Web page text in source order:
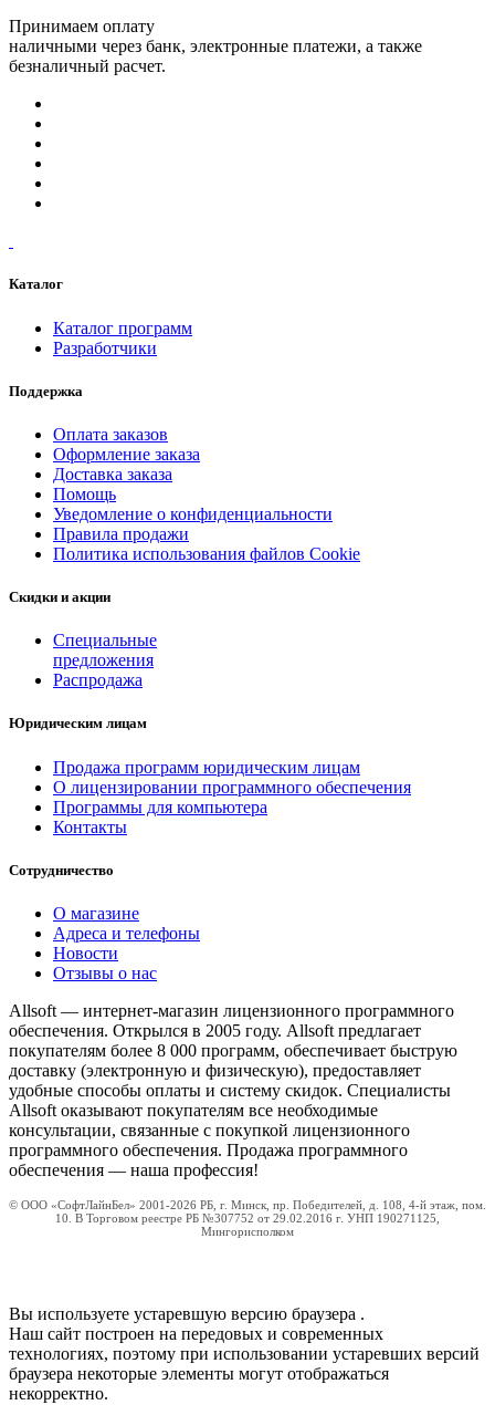
Принимаем оплату
наличными через банк, электронные платежи, а также
безналичный расчет.
Каталог
Каталог программ
Разработчики
Поддержка
Оплата заказов
Оформление заказа
Доставка заказа
Помощь
Уведомление о конфиденциальности
Правила продажи
Политика использования файлов Cookie
Скидки и акции
Специальные
предложения
Распродажа
Юридическим лицам
Продажа программ юридическим лицам
О лицензировании программного обеспечения
Программы для компьютера
Контакты
Сотрудничество
О магазине
Адреса и телефоны
Новости
Отзывы о нас
Allsoft — интернет-магазин лицензионного программного
обеспечения. Открылся в 2005 году. Allsoft предлагает
покупателям более 8 000 программ, обеспечивает быструю
доставку (электронную и физическую), предоставляет
удобные способы оплаты и систему скидок. Специалисты
Allsoft оказывают покупателям все необходимые
консультации, связанные с покупкой лицензионного
программного обеспечения. Продажа программного
обеспечения — наша профессия!
© ООО «СофтЛайнБел» 2001-2026 РБ, г. Минск, пр. Победителей, д. 108, 4-й этаж, пом.
10. В Торговом реестре РБ №307752 от 29.02.2016 г. УНП 190271125,
Мингорисполком
Вы используете устаревшую версию браузера .
Наш сайт построен на передовых и современных
технологиях, поэтому при использовании устаревших версий
браузера некоторые элементы могут отображаться
некорректно.